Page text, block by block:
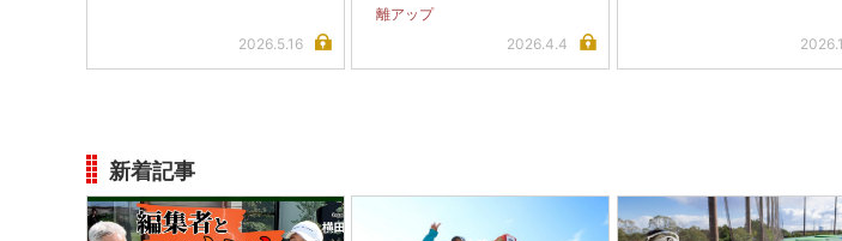
2026.5.16
離アップ
2026.4.4
新着記事